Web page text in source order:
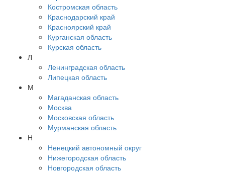
Костромская область
Краснодарский край
Красноярский край
Курганская область
Курская область
Л
Ленинградская область
Липецкая область
М
Магаданская область
Москва
Московская область
Мурманская область
Н
Ненецкий автономный округ
Нижегородская область
Новгородская область